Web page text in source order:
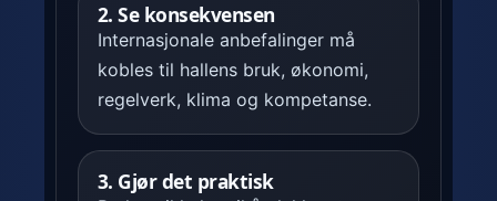
2. Se konsekvensen
Internasjonale anbefalinger må
kobles til hallens bruk, økonomi,
regelverk, klima og kompetanse.
3. Gjør det praktisk